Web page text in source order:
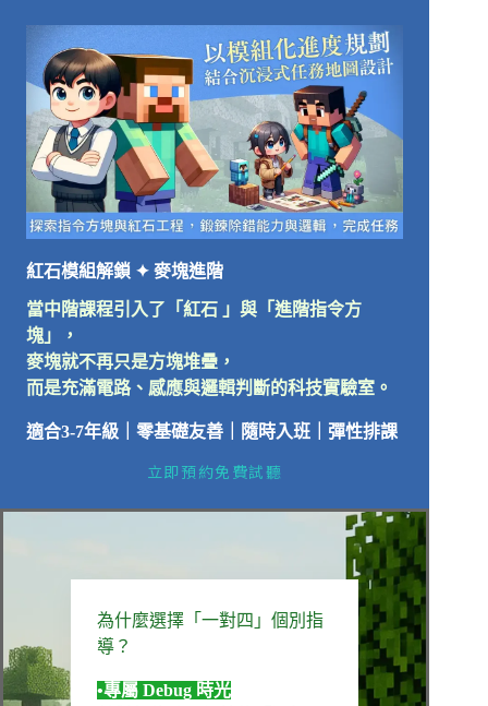
紅石模組解鎖 ✦ 麥塊進階
當中階課程引入了「紅石 」與「進階指令方
塊」，
麥塊就不再只是方塊堆疊，
而是充滿電路、感應與邏輯判斷的科技實驗室。
適合3-7年級 ｜零基礎友善 隨時入班 彈性排課
立即預約免費試聽
為什麼選擇「一對四」個別指
導？
•專屬 Debug 時光